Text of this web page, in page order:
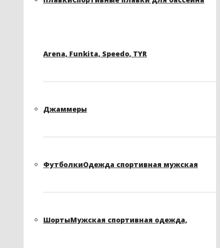
Arena, Funkita, Speedo, TYR
Джаммеры
ФутболкиОдежда спортивная мужская
ШортыМужская спортивная одежда,